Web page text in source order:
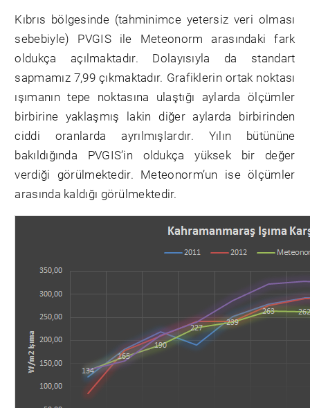
Kıbrıs bölgesinde (tahminimce yetersiz veri olması
sebebiyle) PVGIS ile Meteonorm arasındaki fark
oldukça açılmaktadır. Dolayısıyla da standart
sapmamız 7,99 çıkmaktadır. Grafiklerin ortak noktası
ışımanın tepe noktasına ulaştığı aylarda ölçümler
birbirine yaklaşmış lakin diğer aylarda birbirinden
ciddi oranlarda ayrılmışlardır. Yılın bütününe
bakıldığında PVGIS’in oldukça yüksek bir değer
verdiği görülmektedir. Meteonorm’un ise ölçümler
arasında kaldığı görülmektedir.